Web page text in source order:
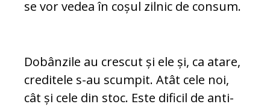
se vor vedea în coșul zilnic de consum.
Dobânzile au crescut și ele și, ca atare,
creditele s-au scum­pit. Atât cele noi,
cât și cele din stoc. Este dificil de an­ti­